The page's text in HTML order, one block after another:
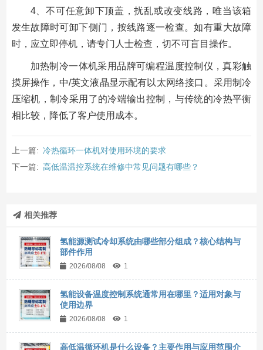
4、不可任意卸下顶盖，扰乱或改变线路，唯当该箱
发生故障时可卸下侧门，按线路逐一检查。如有重大故障
时，应立即停机，请专门人士检查，切不可盲目操作。
加热制冷一体机采用品牌可编程温度控制仪，真彩触
摸屏操作，中/英文液晶显示配有以太网络接口。采用制冷
压缩机，制冷采用了的冷端输出控制，与传统的冷热平衡
相比较，降低了客户使用成本。
上一篇: 冷热循环一体机对使用环境的要求
下一篇: 高低温温控系统在维修中常见问题有哪些？
相关推荐
氢能源测试冷却系统由哪些部分组成？核心结构与
部件作用
2026/08/08 1
氢能设备温度控制系统通常用在哪里？适用对象与
使用边界
2026/08/08 1
高低温循环机是什么设备？主要作用与应用范围介